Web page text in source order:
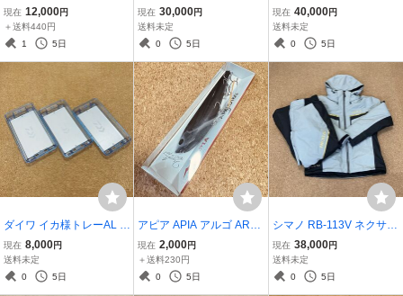
き へらぶな ヘラブナ ヘラ
釣り マンリキ 朱印
現在 12,000円
＋送料440円
1
5日
ーティングベスト Lサイ
ズ ゴールド 未使用品 磯釣
り フカセ釣り ライフジャ
現在 30,000円
送料未定
0
5日
M-solid 2ピース ベイトモ
デル スパイラルガイド ソ
リッドティップ ネネ 超美
現在 40,000円
送料未定
0
5日
ダイワ イカ様トレーAL S
サイズ 3枚セット 40.0×2
1.0×5.05cm 綺麗 イカメ
タル ケンサキイカ ヤリイ
現在 8,000円
送料未定
0
5日
アピア APIA アルゴ ARG
O 160 ♯9 ナイトメア 未使
用品 メガバス MEGABAS
S 160㎜ 48g ルアー
現在 2,000円
＋送料230円
0
5日
シマノ RB-113V ネクサス
ゴアテックス ウォームス
ーツ Lサイズ グレー 美品
防寒着
現在 38,000円
送料未定
0
5日